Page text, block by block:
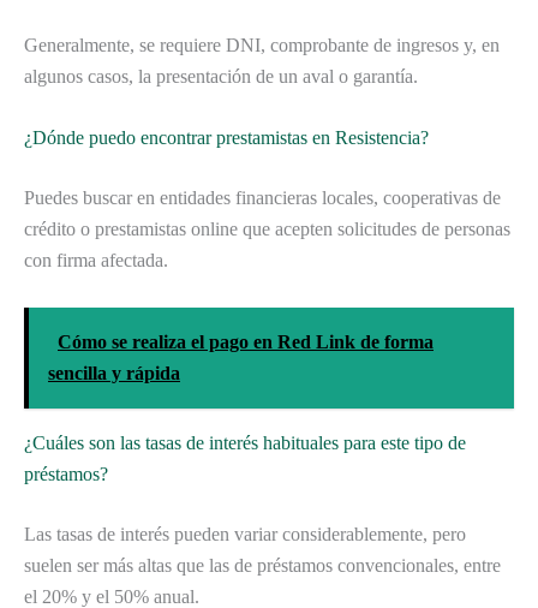
Generalmente, se requiere DNI, comprobante de ingresos y, en
algunos casos, la presentación de un aval o garantía.
¿Dónde puedo encontrar prestamistas en Resistencia?
Puedes buscar en entidades financieras locales, cooperativas de
crédito o prestamistas online que acepten solicitudes de personas
con firma afectada.
Cómo se realiza el pago en Red Link de forma
sencilla y rápida
¿Cuáles son las tasas de interés habituales para este tipo de
préstamos?
Las tasas de interés pueden variar considerablemente, pero
suelen ser más altas que las de préstamos convencionales, entre
el 20% y el 50% anual.